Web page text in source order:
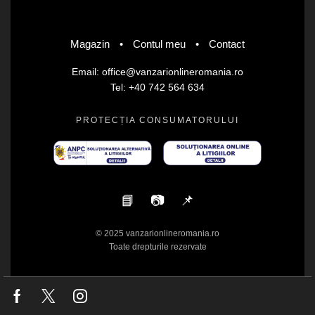
Magazin • Contul meu • Contact
Email: office@vanzarionlineromania.ro
Tel: +40 742 564 634
PROTECȚIA CONSUMATORULUI
📘 📷 📌
© 2025 vanzarionlineromania.ro
Toate drepturile rezervate
Facebook
Twitter